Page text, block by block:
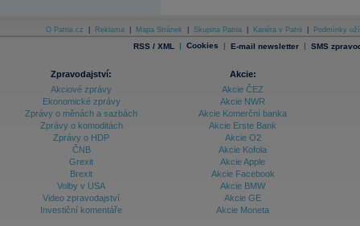
O Patria.cz Reklama Mapa Stránek Skupina Patria Kariéra v Patrii Podmínky
RSS / XML | Cookies | E-mail newsletter | SMS
Zpravodajství:
Akciové zprávy
Ekonomické zprávy
Zprávy o měnách a sazbách
Zprávy o komoditách
Zprávy o HDP
ČNB
Grexit
Brexit
Volby v USA
Video zpravodajství
Investiční komentáře
Akcie:
Akcie ČEZ
Akcie NWR
Akcie Komerční banka
Akcie Erste Bank
Akcie O2
Akcie Kofola
Akcie Apple
Akcie Facebook
Akcie BMW
Akcie GE
Akcie Moneta